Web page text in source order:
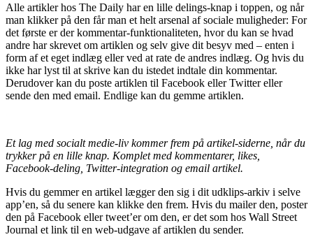
Alle artikler hos The Daily har en lille delings-knap i toppen, og når
man klikker på den får man et helt arsenal af sociale muligheder: For
det første er der kommentar-funktionaliteten, hvor du kan se hvad
andre har skrevet om artiklen og selv give dit besyv med – enten i
form af et eget indlæg eller ved at rate de andres indlæg. Og hvis du
ikke har lyst til at skrive kan du istedet indtale din kommentar.
Derudover kan du poste artiklen til Facebook eller Twitter eller
sende den med email. Endlige kan du gemme artiklen.
Et lag med socialt medie-liv kommer frem på artikel-siderne, når du
trykker på en lille knap. Komplet med kommentarer, likes,
Facebook-deling, Twitter-integration og email artikel.
Hvis du gemmer en artikel lægger den sig i dit udklips-arkiv i selve
app’en, så du senere kan klikke den frem. Hvis du mailer den, poster
den på Facebook eller tweet’er om den, er det som hos Wall Street
Journal et link til en web-udgave af artiklen du sender.